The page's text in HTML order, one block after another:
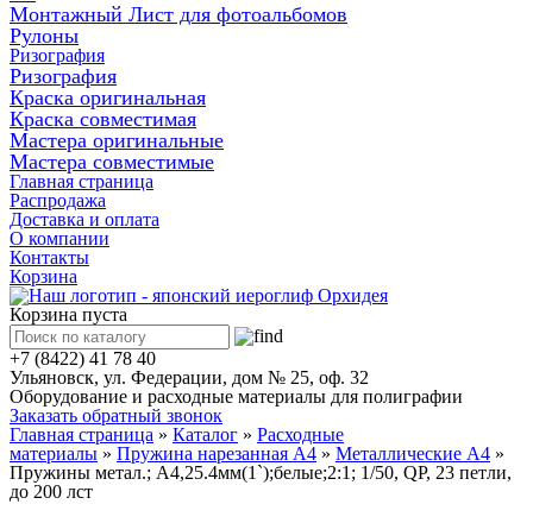
Монтажный Лист для фотоальбомов
Рулоны
Ризография
Ризография
Краска оригинальная
Краска совместимая
Мастера оригинальные
Мастера совместимые
Главная страница
Распродажа
Доставка и оплата
О компании
Контакты
Корзина
Корзина пуста
+7 (8422) 41 78 40
Ульяновск, ул. Федерации, дом № 25, оф. 32
Оборудование и расходные материалы для полиграфии
Заказать обратный звонок
Главная страница » Каталог » Расходные
материалы » Пружина нарезанная А4 » Металлические А4 »
Пружины метал.; А4,25.4мм(1`);белые;2:1; 1/50, QP, 23 петли,
до 200 лст